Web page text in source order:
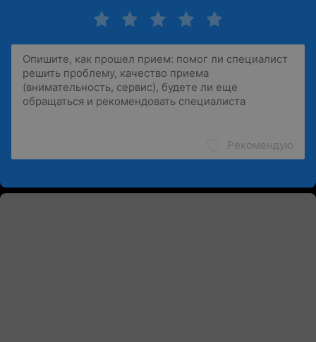
Рекомендую